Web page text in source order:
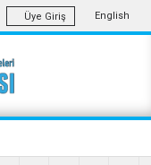
Üye Giriş English